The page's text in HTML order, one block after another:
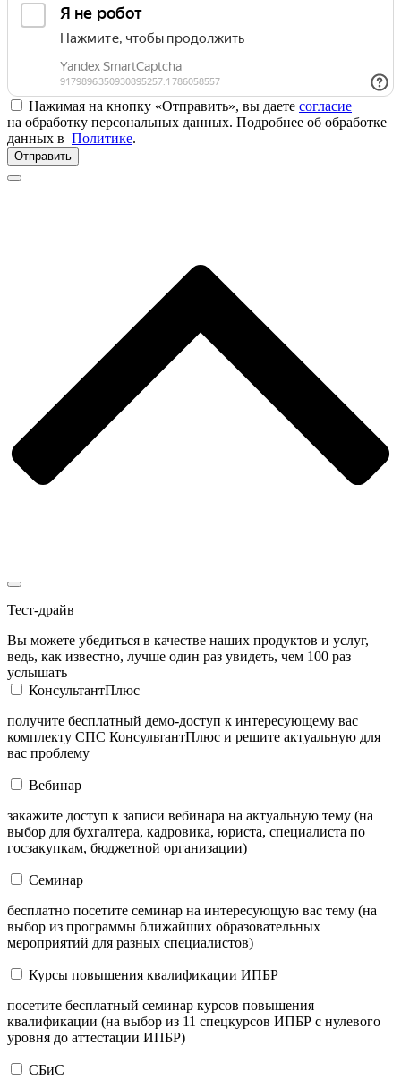
Нажимая на кнопку «Отправить», вы даете согласие
на обработку персональных данных. Подробнее об обработке
данных в Политике.
Отправить
Тест-драйв
Вы можете убедиться в качестве наших продуктов и услуг,
ведь, как известно, лучше один раз увидеть, чем 100 раз
услышать
КонсультантПлюс
получите бесплатный демо-доступ к интересующему вас
комплекту СПС КонсультантПлюс и решите актуальную для
вас проблему
Вебинар
закажите доступ к записи вебинара на актуальную тему (на
выбор для бухгалтера, кадровика, юриста, специалиста по
госзакупкам, бюджетной организации)
Семинар
бесплатно посетите семинар на интересующую вас тему (на
выбор из программы ближайших образовательных
мероприятий для разных специалистов)
Курсы повышения квалификации ИПБР
посетите бесплатный семинар курсов повышения
квалификации (на выбор из 11 спецкурсов ИПБР с нулевого
уровня до аттестации ИПБР)
СБиС